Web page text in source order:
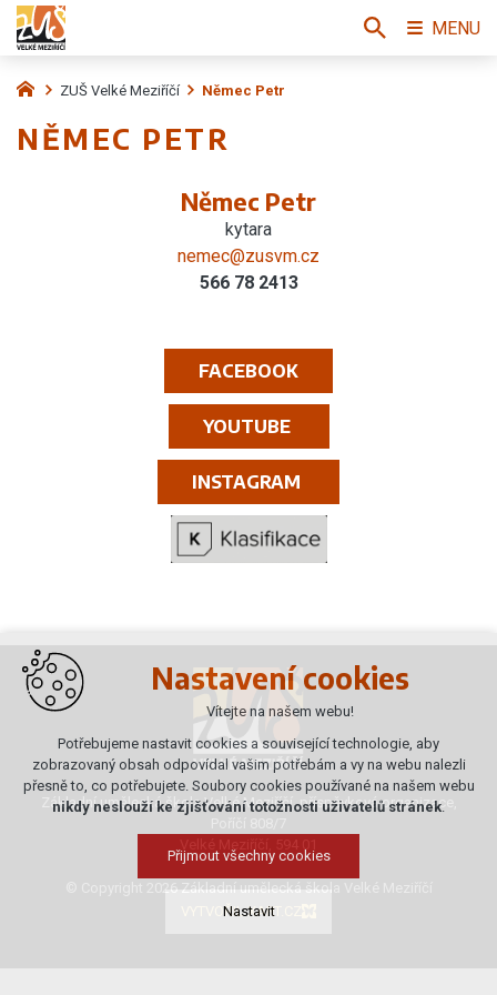
FACEBOOK
YOUTUBE
INSTAGRAM
ZUŠ Velké Meziříčí Němec Petr
NĚMEC PETR
Němec Petr
kytara
nemec@zusvm.cz
566 78 2413
Základní umělecká škola Velké Meziříčí, příspěvková organizace,
© Copyright 2026 Základní umělecká škola Velké Meziříčí
VYTVOŘIL XART.CZ
MENU
Nastavení cookies
Vítejte na našem webu!
Potřebujeme nastavit cookies a související technologie, aby
zobrazovaný obsah odpovídal vašim potřebám a vy na webu nalezli
přesně to, co potřebujete. Soubory cookies používané na našem webu
nikdy neslouží ke zjišťování totožnosti uživatelů stránek.
Přijmout všechny cookies
Nastavit